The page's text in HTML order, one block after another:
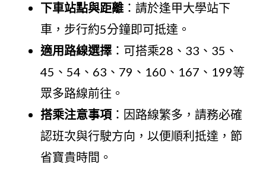
下車站點與距離 ：請於逢甲大學站下
車，步行約5分鐘即可抵達。
適用路線選擇 ：可搭乘28、33、35、
45、54、63、79、160、167、199等
眾多路線前往。
搭乘注意事項 ：因路線繁多，請務必確
認班次與行駛方向，以便順利抵達，節
省寶貴時間。